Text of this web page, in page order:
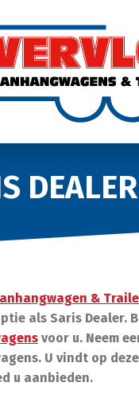
DEALER
&
als Saris Dealer.
voor u. Neem
U vindt op
u aanbieden.